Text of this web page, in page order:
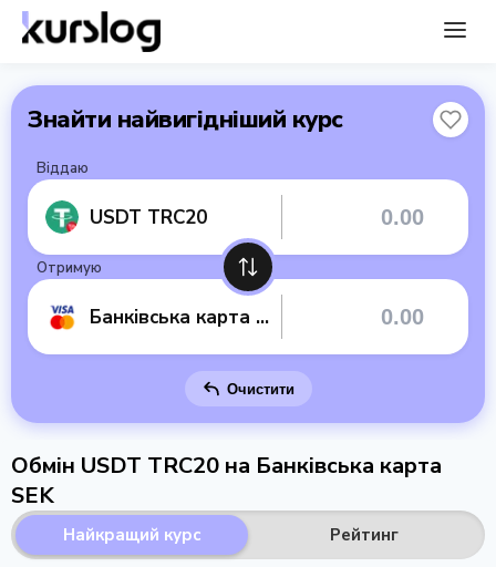
Знайти найвигідніший курс
Віддаю
USDT TRC20
Отримую
Банківська карта SEK
Очистити
Обмін USDT TRC20 на Банківська карта
SEK
Найкращий курс Рейтинг